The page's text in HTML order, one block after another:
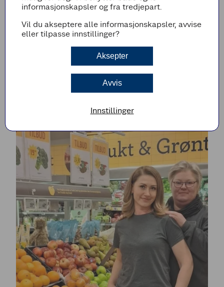
informasjonskapsler og fra tredjepart.
Vil du akseptere alle informasjonskapsler, avvise
eller tilpasse innstillinger?
Aksepter
Avvis
Innstillinger